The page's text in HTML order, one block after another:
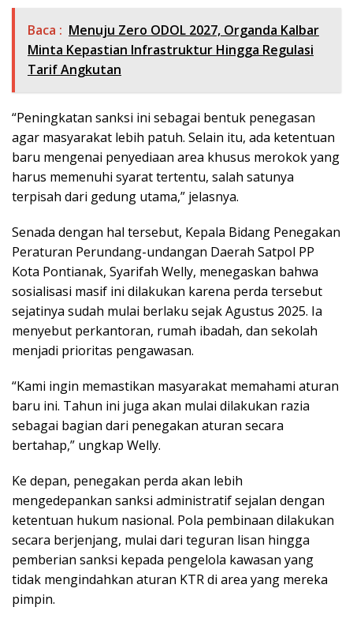
Baca : Menuju Zero ODOL 2027, Organda Kalbar
Minta Kepastian Infrastruktur Hingga Regulasi
Tarif Angkutan
“Peningkatan sanksi ini sebagai bentuk penegasan
agar masyarakat lebih patuh. Selain itu, ada ketentuan
baru mengenai penyediaan area khusus merokok yang
harus memenuhi syarat tertentu, salah satunya
terpisah dari gedung utama,” jelasnya.
Senada dengan hal tersebut, Kepala Bidang Penegakan
Peraturan Perundang-undangan Daerah Satpol PP
Kota Pontianak, Syarifah Welly, menegaskan bahwa
sosialisasi masif ini dilakukan karena perda tersebut
sejatinya sudah mulai berlaku sejak Agustus 2025. Ia
menyebut perkantoran, rumah ibadah, dan sekolah
menjadi prioritas pengawasan.
“Kami ingin memastikan masyarakat memahami aturan
baru ini. Tahun ini juga akan mulai dilakukan razia
sebagai bagian dari penegakan aturan secara
bertahap,” ungkap Welly.
Ke depan, penegakan perda akan lebih
mengedepankan sanksi administratif sejalan dengan
ketentuan hukum nasional. Pola pembinaan dilakukan
secara berjenjang, mulai dari teguran lisan hingga
pemberian sanksi kepada pengelola kawasan yang
tidak mengindahkan aturan KTR di area yang mereka
pimpin.